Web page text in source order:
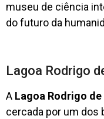
museu de ciência
do futuro da
Lagoa Rodrigo
A Lagoa Rodrigo
cercada por um dos